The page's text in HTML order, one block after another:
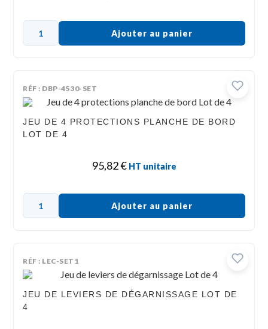
Ajouter au panier
RÉF : DBP-4530-SET
JEU DE 4 PROTECTIONS PLANCHE DE BORD
LOT DE 4
95,82€ HT unitaire
Ajouter au panier
RÉF : LEC-SET1
JEU DE LEVIERS DE DÉGARNISSAGE LOT DE
4